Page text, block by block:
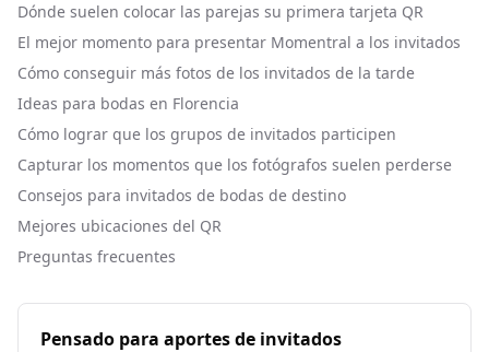
Dónde suelen colocar las parejas su primera tarjeta QR
El mejor momento para presentar Momentral a los invitados
Cómo conseguir más fotos de los invitados de la tarde
Ideas para bodas en Florencia
Cómo lograr que los grupos de invitados participen
Capturar los momentos que los fotógrafos suelen perderse
Consejos para invitados de bodas de destino
Mejores ubicaciones del QR
Preguntas frecuentes
Pensado para aportes de invitados